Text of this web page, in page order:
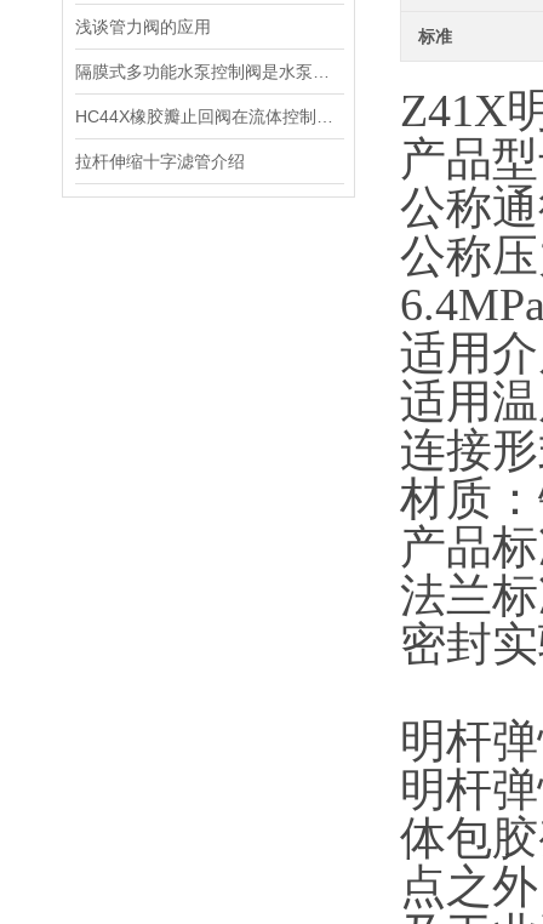
浅谈管力阀的应用
拉杆伸缩十字滤管介绍
标准
Z41X
产品
公称
公称
适用
适用
连接
材质
产品
法兰
密封
明杆
明杆
体包
点之